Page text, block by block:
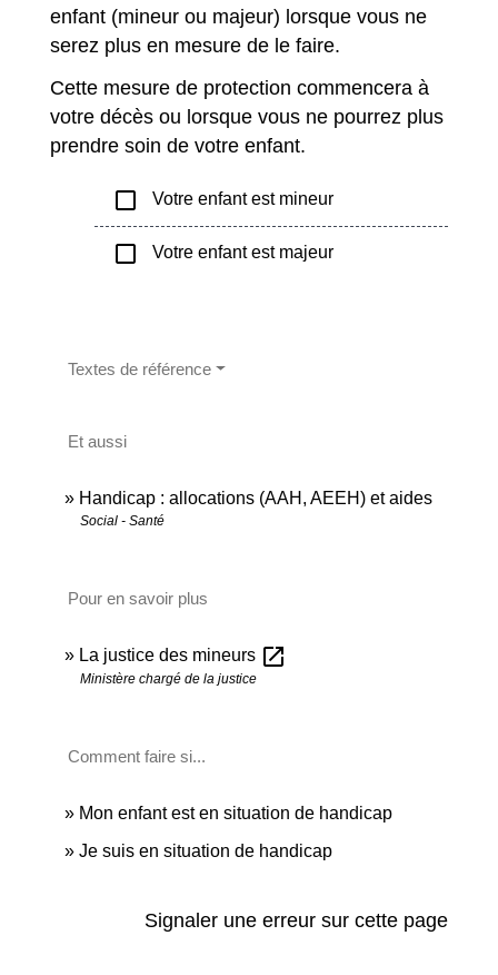
enfant (mineur ou majeur) lorsque vous ne
serez plus en mesure de le faire.
Cette mesure de protection commencera à
votre décès ou lorsque vous ne pourrez plus
prendre soin de votre enfant.
check_box_outline_blank Votre enfant est mineur
check_box_outline_blank Votre enfant est majeur
Textes de référence
Et aussi
Handicap : allocations (AAH, AEEH) et aides
Social - Santé
Pour en savoir plus
La justice des mineurs open_in_new
Ministère chargé de la justice
Comment faire si...
Mon enfant est en situation de handicap
Je suis en situation de handicap
Signaler une erreur sur cette page